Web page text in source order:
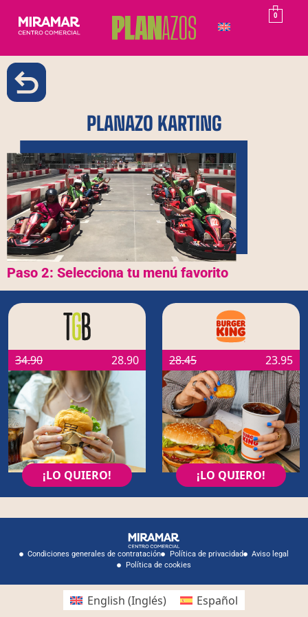
0
PLANAZO KARTING
Paso 2: Selecciona tu menú favorito
34.90 28.90
¡LO QUIERO!
28.45 23.95
¡LO QUIERO!
Condiciones generales de contratación Política de privacidad
Aviso legal
Política de cookies
English (Inglés) Español